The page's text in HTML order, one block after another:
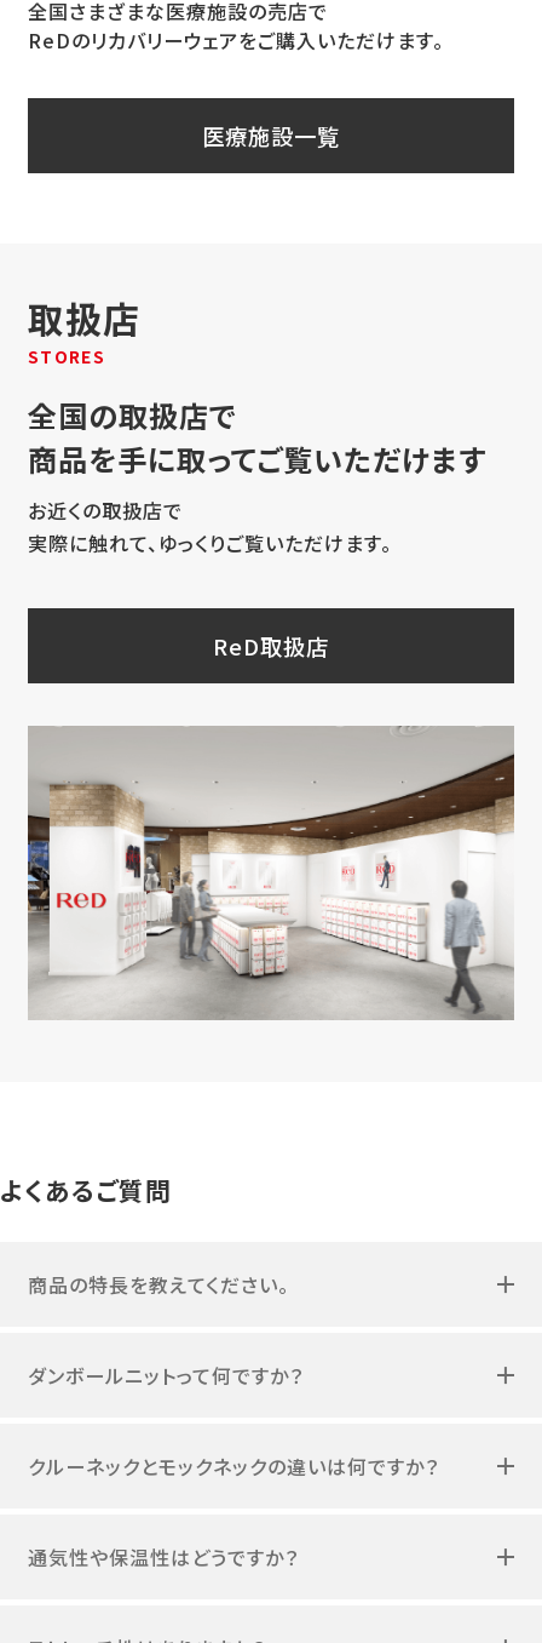
ReDのリカバリーウェアをご購入いただけます。
取扱店
STORES
商品を手に取ってご覧いただけます
お近くの取扱店で
実際に触れて、ゆっくりご覧いただけます。